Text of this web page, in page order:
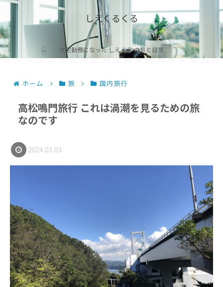
しえくるくる
在宅勤務になった しえくる の旅と日常
ホーム 旅 国内旅行
高松鳴門旅行 これは渦潮を見るための旅
なのです
2024.03.03